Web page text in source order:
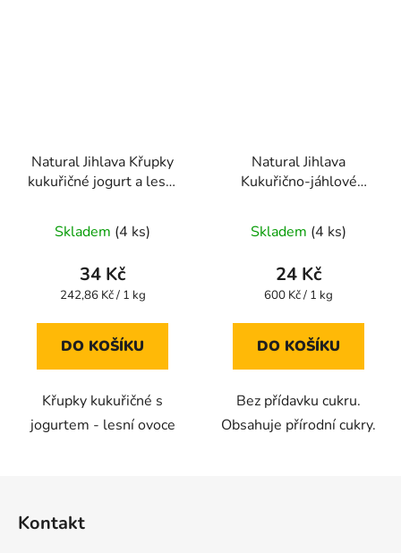
Natural Jihlava Křupky
kukuřičné jogurt a lesní
hodnocení
produktu
je
z
Skladem (4 ks)
34 Kč
Měrná
242,86 Kč / 1 kg
DO KOŠÍKU
Křupky kukuřičné s
jogurtem - lesní ovoce
Natural Jihlava
Kukuřično-jáhlové
- jablko 40g
Skladem (4 ks)
24 Kč
Měrná
600 Kč / 1 kg
DO KOŠÍKU
Bez přídavku cukru.
Obsahuje přírodní cukry.
Kontakt